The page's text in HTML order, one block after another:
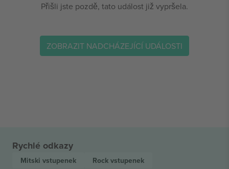
Přišli jste pozdě, tato událost již vypršela.
ZOBRAZIT NADCHÁZEJÍCÍ UDÁLOSTI
Rychlé odkazy
Mitski vstupenek Rock vstupenek